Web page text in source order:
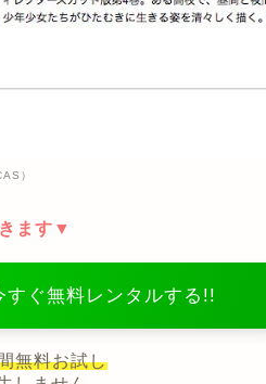
）
ます▼
すぐ無料レンタルする!!
無料お試し